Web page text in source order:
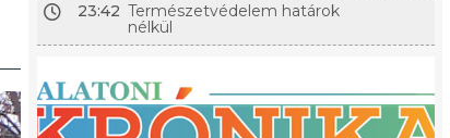
23:42 Természetvédelem határok
nélkül